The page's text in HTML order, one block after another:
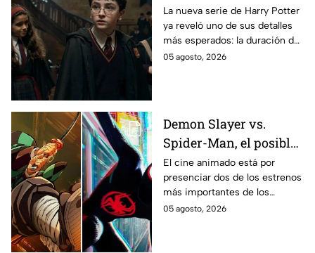
temporada de Harry
Potter y emocionará a
los fans de los libros
La nueva serie de Harry Potter
ya reveló uno de sus detalles
más esperados: la duración de
la primera temporada basada
05 agosto, 2026
Demon Slayer vs.
Spider-Man, el posible
gran enfrentamiento
en taquilla del 2027
El cine animado está por
presenciar dos de los estrenos
más importantes de los
últimos años.
05 agosto, 2026